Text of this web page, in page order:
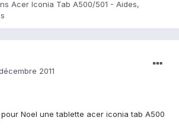
Acer Iconia Tab A500/501 - Aides,
2011
Noel une tablette acer iconia tab A500